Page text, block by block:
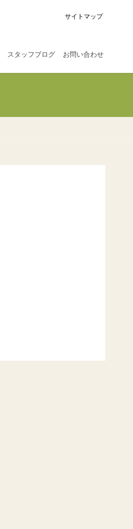
サイトマップ
スタッフブログ お問い合わせ